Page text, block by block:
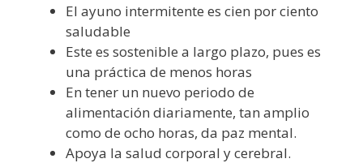
El ayuno intermitente es cien por ciento
saludable
Este es sostenible a largo plazo, pues es
una práctica de menos horas
En tener un nuevo periodo de
alimentación diariamente, tan amplio
como de ocho horas, da paz mental.
Apoya la salud corporal y cerebral.